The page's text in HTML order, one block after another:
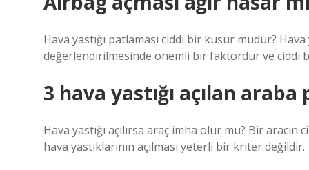
Hava yastığı patlaması ciddi bir kusur mudur?
değerlendirilmesinde önemli bir faktördür ve ciddi
3 hava yastığı açılan
Hava yastığı açılırsa araç imha olur mu? Bir aracın
hava yastıklarının açılması yeterli bir kriter değildir.